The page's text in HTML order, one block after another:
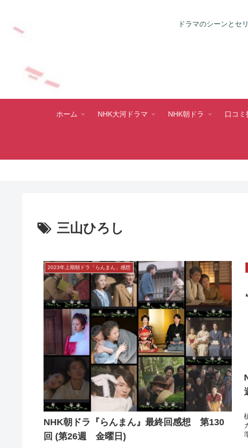
ドラマのシーンとセ
ホーム NHK大河ドラマ NHK朝ドラ 口コミ
三山ひろし
2023年上期朝ドラ「らんまん」感想